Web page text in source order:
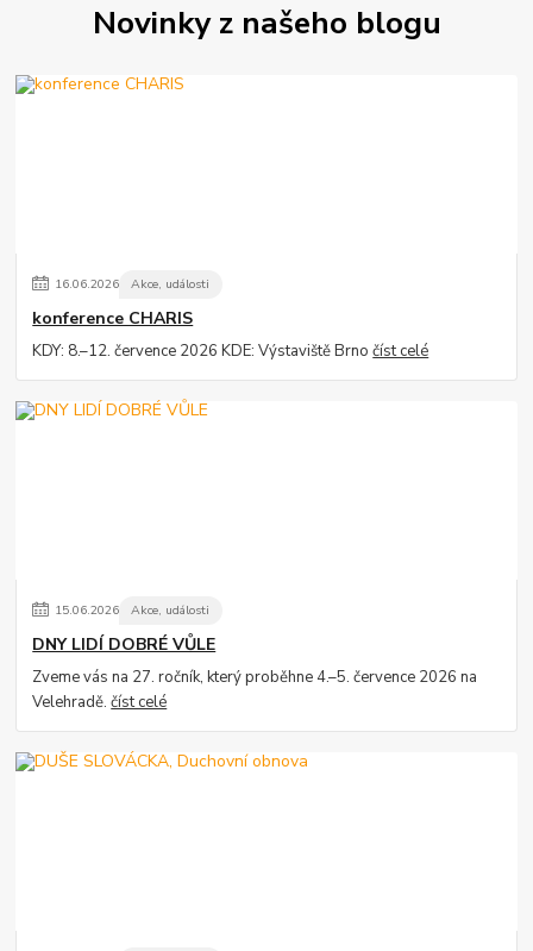
Novinky z našeho blogu
16.06.2026 Akce, události
konference CHARIS
KDY: 8.–12. července 2026 KDE: Výstaviště Brnočíst celé
15.06.2026 Akce, události
DNY LIDÍ DOBRÉ VŮLE
Zveme vás na 27. ročník, který proběhne 4.–5. července 2026 na
Velehradě.číst celé